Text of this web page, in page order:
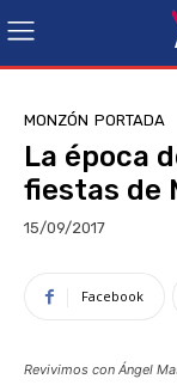
MONZÓN PORTADA
La época
fiestas de
15/09/2017
Facebook
Revivimos con Ángel